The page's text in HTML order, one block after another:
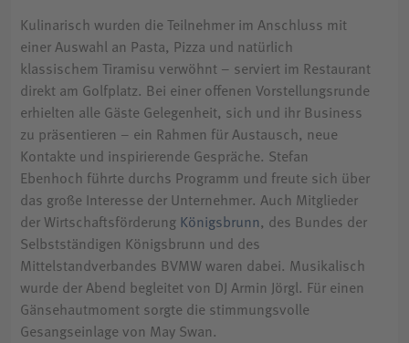
Kulinarisch wurden die Teilnehmer im Anschluss mit
einer Auswahl an Pasta, Pizza und natürlich
klassischem Tiramisu verwöhnt – serviert im Restaurant
direkt am Golfplatz. Bei einer offenen Vorstellungsrunde
erhielten alle Gäste Gelegenheit, sich und ihr Business
zu präsentieren – ein Rahmen für Austausch, neue
Kontakte und inspirierende Gespräche. Stefan
Ebenhoch führte durchs Programm und freute sich über
das große Interesse der Unternehmer. Auch Mitglieder
der Wirtschaftsförderung Königsbrunn, des Bundes der
Selbstständigen Königsbrunn und des
Mittelstandverbandes BVMW waren dabei. Musikalisch
wurde der Abend begleitet von DJ Armin Jörgl. Für einen
Gänsehautmoment sorgte die stimmungsvolle
Gesangseinlage von May Swan.